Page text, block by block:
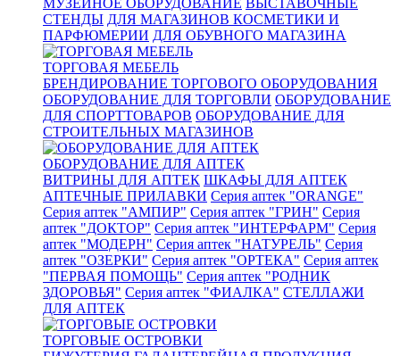
МУЗЕЙНОЕ ОБОРУДОВАНИЕ ВЫСТАВОЧНЫЕ
СТЕНДЫ ДЛЯ МАГАЗИНОВ КОСМЕТИКИ И
ПАРФЮМЕРИИ ДЛЯ ОБУВНОГО МАГАЗИНА
ТОРГОВАЯ МЕБЕЛЬ
БРЕНДИРОВАНИЕ ТОРГОВОГО ОБОРУДОВАНИЯ
ОБОРУДОВАНИЕ ДЛЯ ТОРГОВЛИ ОБОРУДОВАНИЕ
ДЛЯ СПОРТТОВАРОВ ОБОРУДОВАНИЕ ДЛЯ
СТРОИТЕЛЬНЫХ МАГАЗИНОВ
ОБОРУДОВАНИЕ ДЛЯ АПТЕК
ВИТРИНЫ ДЛЯ АПТЕК ШКАФЫ ДЛЯ АПТЕК
АПТЕЧНЫЕ ПРИЛАВКИ Серия аптек "ORANGE"
Серия аптек "АМПИР" Серия аптек "ГРИН" Серия
аптек "ДОКТОР" Серия аптек "ИНТЕРФАРМ" Серия
аптек "МОДЕРН" Серия аптек "НАТУРЕЛЬ" Серия
аптек "ОЗЕРКИ" Серия аптек "ОРТЕКА" Серия аптек
"ПЕРВАЯ ПОМОЩЬ" Серия аптек "РОДНИК
ЗДОРОВЬЯ" Серия аптек "ФИАЛКА" СТЕЛЛАЖИ
ДЛЯ АПТЕК
ТОРГОВЫЕ ОСТРОВКИ